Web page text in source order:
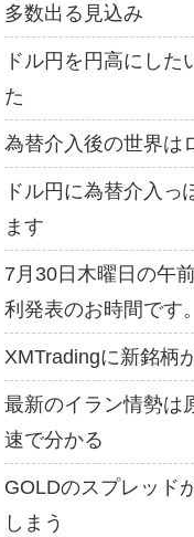
多数出る見込み
ドル円を円高にした
た
為替介入後の世界は
ドル円に為替介入っ
ます
7月30日木曜日の午
利発表のお時間です
XMTradingに新銘柄
最新のイラン情勢は
速で分かる
GOLDのスプレッド
しまう